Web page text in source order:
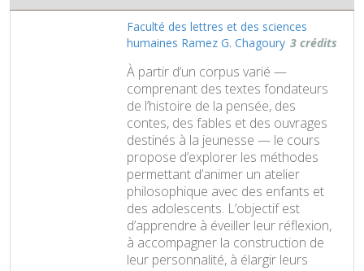
Faculté des lettres et des sciences
humaines Ramez G. Chagoury 3 crédits
À partir d’un corpus varié —
comprenant des textes fondateurs
de l’histoire de la pensée, des
contes, des fables et des ouvrages
destinés à la jeunesse — le cours
propose d’explorer les méthodes
permettant d’animer un atelier
philosophique avec des enfants et
des adolescents. L’objectif est
d’apprendre à éveiller leur réflexion,
à accompagner la construction de
leur personnalité, à élargir leurs